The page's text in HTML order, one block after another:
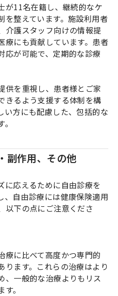
が11名在籍し、継続的なケ
を整えています。施設利用者
介護スタッフ向けの情報提
療にも貢献しています。患者
応が可能で、定期的な診療
供を重視し、患者様とご家
きるよう支援する体制を構
い方にも配慮した、包括的な
副作用、その他
に応えるために自由診療を
、自由診療には健康保険適用
以下の点にご注意くださ
療に比べて高度かつ専門的
ります。これらの治療はより
、一般的な治療よりもリス
。